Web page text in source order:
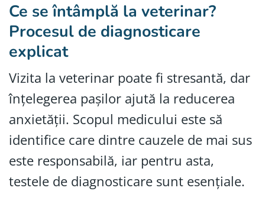
Ce se întâmplă la veterinar?
Procesul de diagnosticare
explicat
Vizita la veterinar poate fi stresantă, dar
înțelegerea pașilor ajută la reducerea
anxietății. Scopul medicului este să
identifice care dintre cauzele de mai sus
este responsabilă, iar pentru asta,
testele de diagnosticare sunt esențiale.